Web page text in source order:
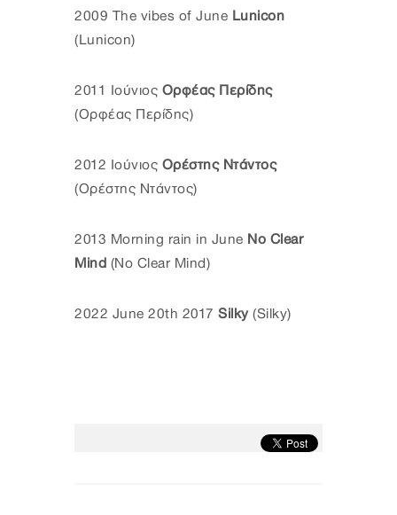
2009 The vibes of June Lunicon
(Lunicon)
2011 Ιούνιος Ορφέας Περίδης
(Ορφέας Περίδης)
2012 Ιούνιος Ορέστης Ντάντος
(Ορέστης Ντάντος)
2013 Morning rain in June No Clear
Mind (No Clear Mind)
2022 June 20th 2017 Silky(Silky)